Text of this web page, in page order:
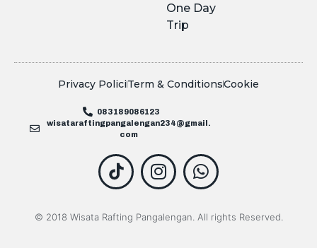
One Day
Trip
Privacy PoliciTerm & ConditionsCookie
083189086123
wisataraftingpangalengan234@gmail.
com
© 2018 Wisata Rafting Pangalengan. All rights Reserved.